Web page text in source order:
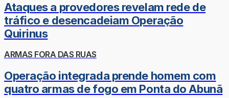
Ataques a provedores revelam rede de
tráfico e desencadeiam Operação
Quirinus
ARMAS FORA DAS RUAS
Operação integrada prende homem com
quatro armas de fogo em Ponta do Abunã